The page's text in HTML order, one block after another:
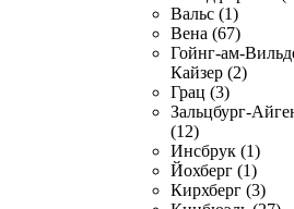
Вальс (1)
Вена (67)
Гойнг-ам-
Кайзер (2)
Грац (3)
Зальцбург-
(12)
Инсбрук (1)
Йохберг (1)
Кирхберг (3)